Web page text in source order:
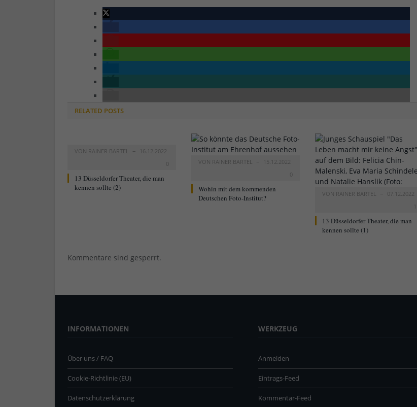
RELATED POSTS
VON RAINER BARTEL
16.12.2022
0
13 Düsseldorfer Theater, die man
kennen sollte (2)
VON RAINER BARTEL
15.12.2022
0
Wohin mit dem kommenden
Deutschen Foto-Institut?
VON RAINER BARTEL
07.12.2022
1
13 Düsseldorfer Theater, die man
kennen sollte (1)
Kommentare sind gesperrt.
INFORMATIONEN
Über uns / FAQ
Cookie-Richtlinie (EU)
Datenschutzerklärung
WERKZEUG
Anmelden
Eintrags-Feed
Kommentar-Feed